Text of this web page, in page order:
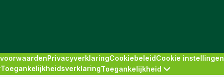
PrivacyverklaringCookiebeleidCookie instellingen
ToegankelijkheidsverklaringToegankelijkheid